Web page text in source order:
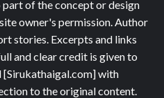
of the concept or design
owner's permission. Author
stories. Excerpts and links
and clear credit is given to
with
to the original content.